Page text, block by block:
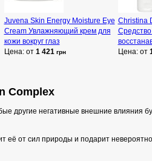
Juvena Skin Energy Moisture Eye
Cream Увлажняющий крем для
кожи вокруг глаз
Цена: от 1 421 грн
Christina
Цена: от
Complex
другие негативные внешние влияния
её от сил природы и подарит